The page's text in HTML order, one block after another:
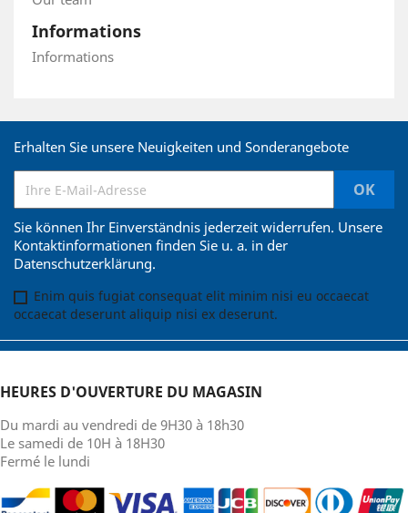
Informations
Informations
Erhalten Sie unsere Neuigkeiten und Sonderangebote
Sie können Ihr Einverständnis jederzeit widerrufen. Unsere
Kontaktinformationen finden Sie u. a. in der
Datenschutzerklärung.
Enim quis fugiat consequat elit minim nisi eu occaecat
occaecat deserunt aliquip nisi ex deserunt.
HEURES D'OUVERTURE DU MAGASIN
Du mardi au vendredi de 9H30 à 18h30
Le samedi de 10H à 18H30
Fermé le lundi